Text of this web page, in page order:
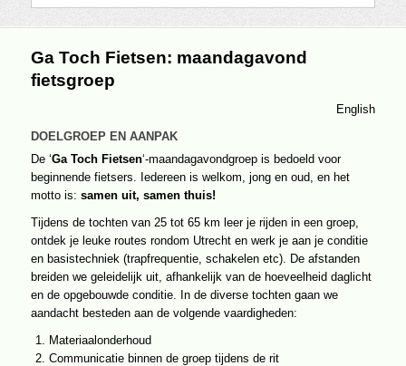
Ga Toch Fietsen: maandagavond
fietsgroep
English
DOELGROEP EN AANPAK
De ‘Ga Toch Fietsen‘-maandagavondgroep is bedoeld voor
beginnende fietsers. Iedereen is welkom, jong en oud, en het
motto is: samen uit, samen thuis!
Tijdens de tochten van 25 tot 65 km leer je rijden in een groep,
ontdek je leuke routes rondom Utrecht en werk je aan je conditie
en basistechniek (trapfrequentie, schakelen etc). De afstanden
breiden we geleidelijk uit, afhankelijk van de hoeveelheid daglicht
en de opgebouwde conditie. In de diverse tochten gaan we
aandacht besteden aan de volgende vaardigheden:
Materiaalonderhoud
Communicatie binnen de groep tijdens de rit